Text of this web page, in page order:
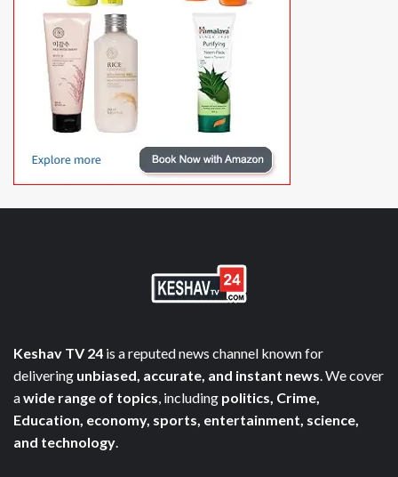
Keshav TV 24 is a reputed news channel known for
delivering unbiased, accurate, and instant news . We cover
awide range of topics , including politics, Crime,
Education, economy, sports, entertainment, science,
and technology